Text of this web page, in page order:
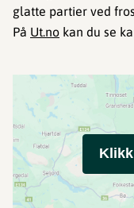
glatte partier ved
På Ut.no kan du se